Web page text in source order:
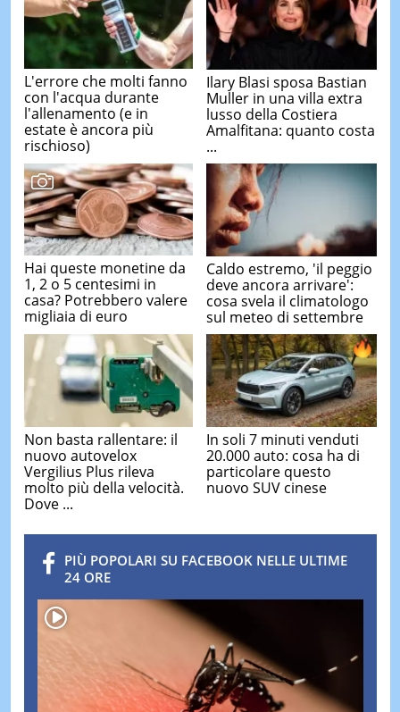
L'errore che molti fanno
con l'acqua durante
l'allenamento (e in
estate è ancora più
rischioso)
Ilary Blasi sposa Bastian
Muller in una villa extra
lusso della Costiera
Amalfitana: quanto costa
...
Hai queste monetine da
1, 2 o 5 centesimi in
casa? Potrebbero valere
migliaia di euro
Caldo estremo, 'il peggio
deve ancora arrivare':
cosa svela il climatologo
sul meteo di settembre
Non basta rallentare: il
nuovo autovelox
Vergilius Plus rileva
molto più della velocità.
Dove ...
In soli 7 minuti venduti
20.000 auto: cosa ha di
particolare questo
nuovo SUV cinese
PIÙ POPOLARI SU FACEBOOK NELLE ULTIME
24 ORE